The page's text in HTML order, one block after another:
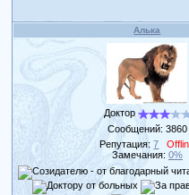
Алька
Доктор
Сообщений: 3860
Репутация:7
Замечания: 0%